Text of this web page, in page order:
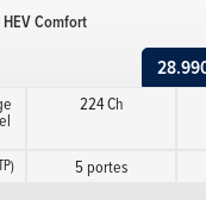
HEV Comfort
224 Ch
5 portes